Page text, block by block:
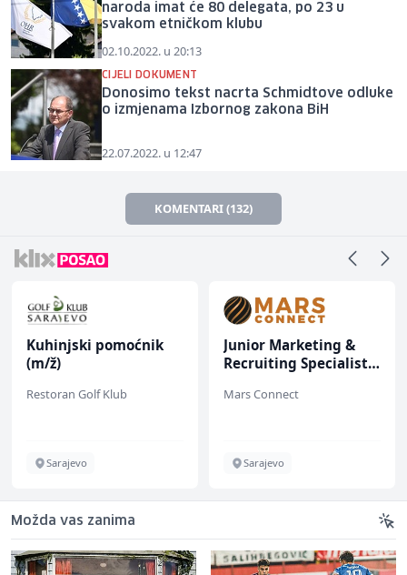
naroda imat će 80 delegata, po 23 u
svakom etničkom klubu
02.10.2022. u 20:13
CIJELI DOKUMENT
Donosimo tekst nacrta Schmidtove odluke
o izmjenama Izbornog zakona BiH
22.07.2022. u 12:47
KOMENTARI (132)
Kuhinjski pomoćnik
(m/ž)
Restoran Golf Klub
Sarajevo
Junior Marketing &
Recruiting Specialist
Mars Connect
Sarajevo
Možda vas zanima